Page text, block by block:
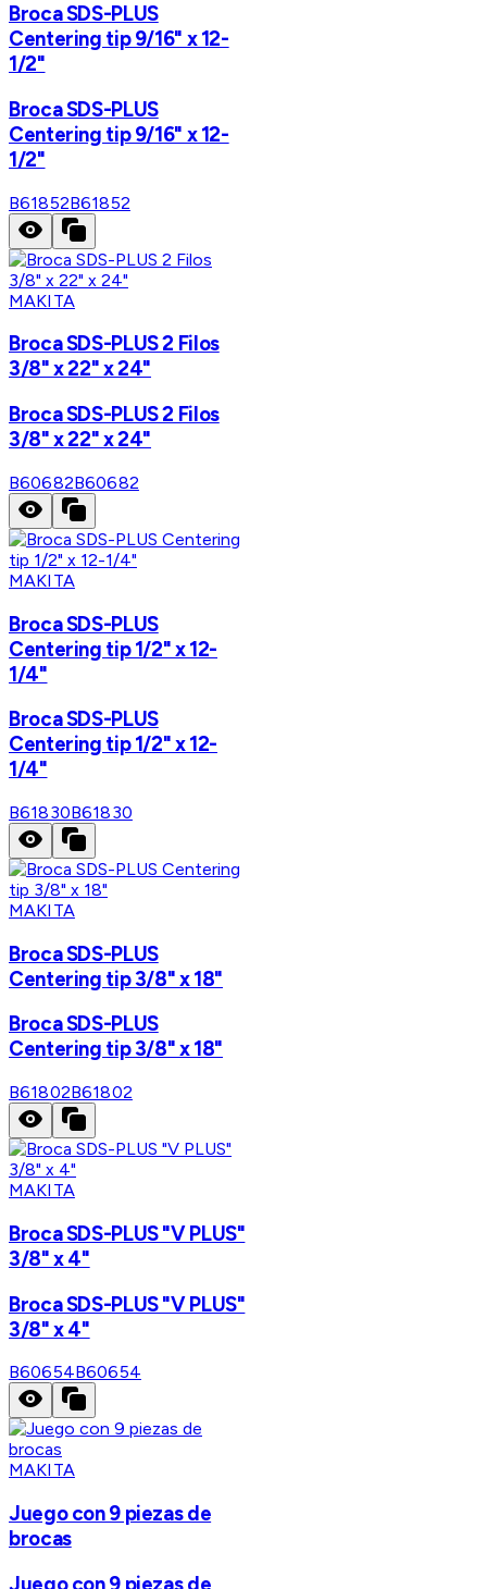
Broca SDS-PLUS
Centering tip 9/16" x 12-
1/2"
Broca SDS-PLUS
Centering tip 9/16" x 12-
1/2"
B61852B61852
MAKITA
Broca SDS-PLUS 2 Filos
3/8" x 22" x 24"
Broca SDS-PLUS 2 Filos
3/8" x 22" x 24"
B60682B60682
MAKITA
Broca SDS-PLUS
Centering tip 1/2" x 12-
1/4"
Broca SDS-PLUS
Centering tip 1/2" x 12-
1/4"
B61830B61830
MAKITA
Broca SDS-PLUS
Centering tip 3/8" x 18"
Broca SDS-PLUS
Centering tip 3/8" x 18"
B61802B61802
MAKITA
Broca SDS-PLUS "V PLUS"
3/8" x 4"
Broca SDS-PLUS "V PLUS"
3/8" x 4"
B60654B60654
MAKITA
Juego con 9 piezas de
brocas
Juego con 9 piezas de